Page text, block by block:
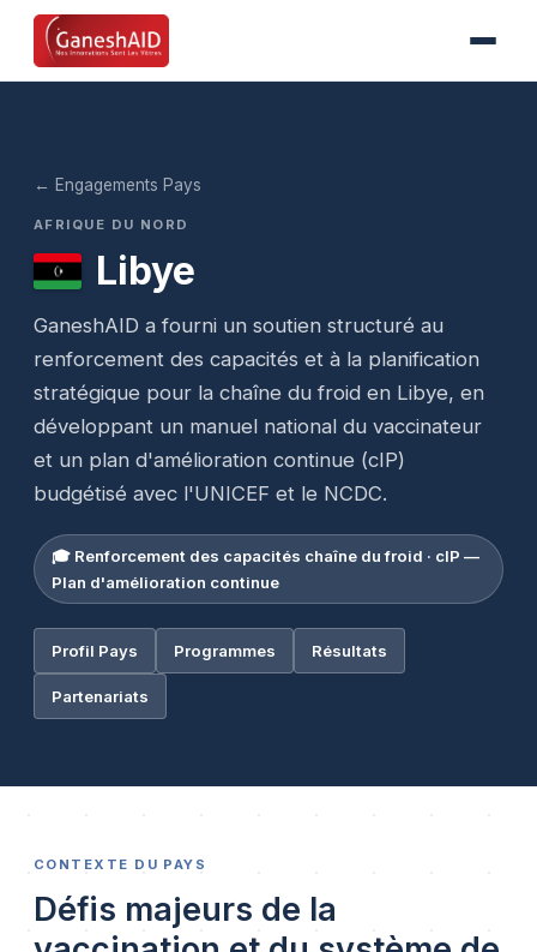
← Engagements Pays
AFRIQUE DU NORD
Libye
GaneshAID a fourni un soutien structuré au
renforcement des capacités et à la planification
stratégique pour la chaîne du froid en Libye, en
développant un manuel national du vaccinateur
et un plan d'amélioration continue (cIP)
budgétisé avec l'UNICEF et le NCDC.
🎓 Renforcement des capacités chaîne du froid · cIP —
Plan d'amélioration continue
Profil Pays Programmes Résultats
Partenariats
CONTEXTE DU PAYS
Défis majeurs de la